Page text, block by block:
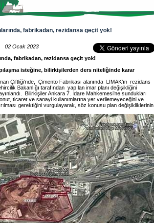
fabrikadan, rezidansa geçit yok!
02 Ocak 2023
fabrikadan, rezidansa geçit yok!
isteğine, bilirkişilerden ders niteliğinde karar
Çiftliği’nde, Çimento Fabrikası alanında LİMAK’ın rezidans
Bakanlığı tarafından yapılan imar planı değişikliğini
Bilirkişiler Ankara 7. İdare Mahkemesi’ne sundukları
ticaret ve sanayi kullanımlarına yer verilemeyeceğini ve
gerektiğini vurgulayarak, söz konusu plan değişikliklerinin